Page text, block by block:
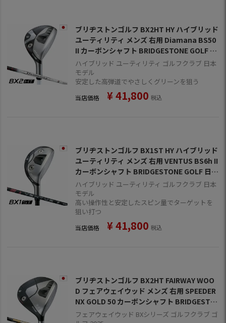
ブリヂストンゴルフ BX2HT HY ハイブリッド
ユーティリティ メンズ 右用 Diamana BS50
II カーボンシャフト BRIDGESTONE GOLF 日
本正規品 2025年モデル
ハイブリッド ユーティリティ ゴルフクラブ 日本
モデル
安定した高弾道でやさしくグリーンを狙う
当店価格 ¥41,800 税込
ブリヂストンゴルフ BX1ST HY ハイブリッド
ユーティリティ メンズ 右用 VENTUS BS6h II
カーボンシャフト BRIDGESTONE GOLF 日本
正規品 2025年モデル
ハイブリッド ユーティリティ ゴルフクラブ 日本
モデル
高い操作性と安定したスピン量でターゲットを
狙い打つ
当店価格 ¥41,800 税込
ブリヂストンゴルフ BX2HT FAIRWAY WOO
D フェアウェイウッド メンズ 右用 SPEEDER
NX GOLD 50 カーボンシャフト BRIDGESTO
NE GOLF 日本正規品 2025年モデル
フェアウェイウッド BXシリーズ ゴルフクラブ ゴ